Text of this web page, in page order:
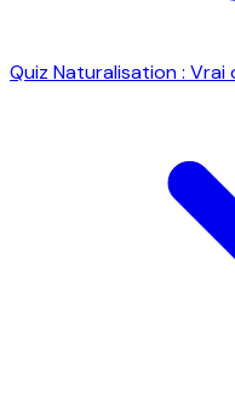
Quiz Naturalisation : Vrai